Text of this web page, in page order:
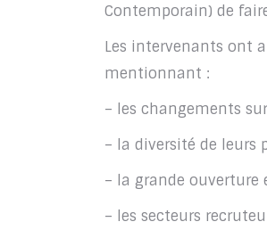
Contemporain) de
Les intervenants ont
mentionnant :
– les changements
– la diversité de leurs
– la grande ouverture
– les secteurs